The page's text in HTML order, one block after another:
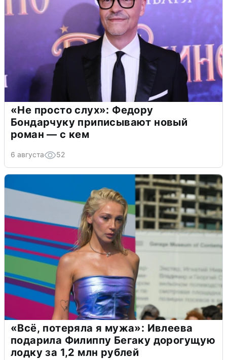
«Не просто слух»: Федору
Бондарчуку приписывают новый
роман — с кем
6 августа 52
«Всё, потеряла я мужа»: Ивлеева
подарила Филиппу Бегаку дорогущую
лодку за 1,2 млн рублей